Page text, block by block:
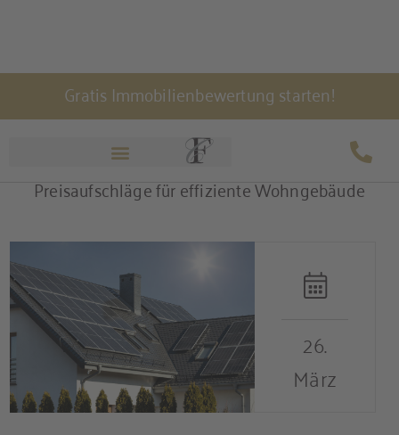
Inhalt
Gratis Immobilienbewertung starten!
Wertfaktor Energiebilanz: Deutliche
Preisaufschläge für effiziente Wohngebäude
26.
März